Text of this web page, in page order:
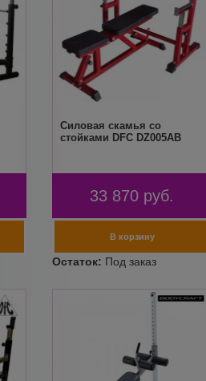
Силовая скамья со
стойками DFC DZ005AB
33 870 руб.